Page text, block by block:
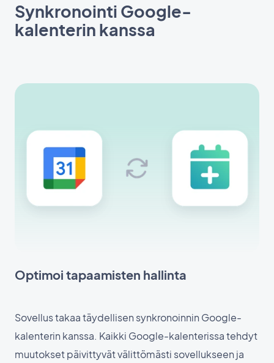
Synkronointi Google-
kalenterin kanssa
Optimoi tapaamisten hallinta
Sovellus takaa täydellisen synkronoinnin Google-
kalenterin kanssa. Kaikki Google-kalenterissa tehdyt
muutokset päivittyvät välittömästi sovellukseen ja